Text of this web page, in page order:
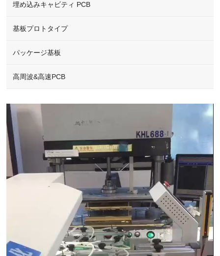
埋め込みキャビティ PCB
基板プロトタイプ
パッケージ基板
高周波&高速PCB
Video
Player